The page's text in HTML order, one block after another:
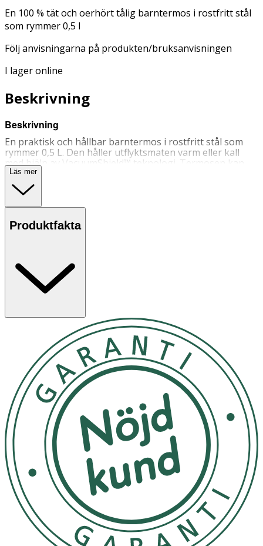
En 100 % tät och oerhört tålig barntermos i rostfritt stål
som rymmer 0,5 l
Följ anvisningarna på produkten/bruksanvisningen
I lager online
Beskrivning
Beskrivning
En praktisk och hållbar barntermos i rostfritt stål som
rymmer 0,5 L. Den håller utflyktsmaten varm eller kall
med hjälp av VacuumShield™ teknologi. Termosen kan
fyllas med soppa, pasta eller fruktsallad. Den breda
öppningen gör det enkelt att fylla på, äta ur och rengöra
termosen.
Designen är lekfull och finns i fräscha färger. Håller
värmen i upp till 5 timmar. Alla delar är BPA, ftalat och
blyfria. Rostfritt stål håller inte kvar eller avger några
Användning
- För barn över 3 år
- Diska termosen innan första användning
- Koka ej (max 60 grader)
- Använd aldrig i ugn, mikro eller frys
- Förvärm termosen med hett vatten (eller kyl med kallt) i
ca 5 minuter före användning för att hålla mat och dryck
önskad temperatur längre
- Var försiktig vid förvaring av varma mjölkprodukter för
att undvika bakterietillväxt
- Förvara inte kolsyrade drycker i termosen för att
undvika tryckuppbyggnad
- Diska alltid termosen noggrant efter varje användning
Innehåll
- Material: Rostfritt stål & PP-plast
- Mått: 11,1 x 11,3 cm
- Volym: 0,5 L
- BPA, ftalat och blyfria delar
Läs mer
Produktfakta